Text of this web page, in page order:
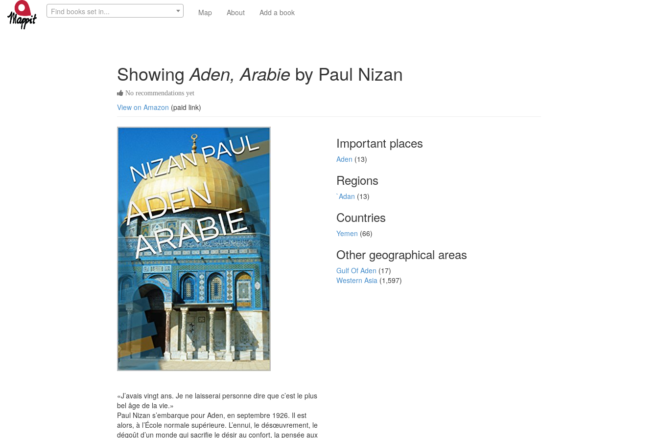
Find books set in... Map About Add a book
ShowingAden, Arabie by Paul Nizan
No recommendations yet
View on Amazon (paid link)
«J’avais vingt ans. Je ne laisserai personne dire que c’est le plus
bel âge de la vie.»
Paul Nizan s’embarque pour Aden, en septembre 1926. Il est
alors, à l’École normale supérieure. L’ennui, le désœuvrement, le
dégoût d’un monde qui sacrifie le désir au confort, la pensée aux
Important places
Aden (13)
Regions
`Adan (13)
Countries
Yemen (66)
Other geographical areas
Gulf Of Aden (17)
Western Asia (1,597)